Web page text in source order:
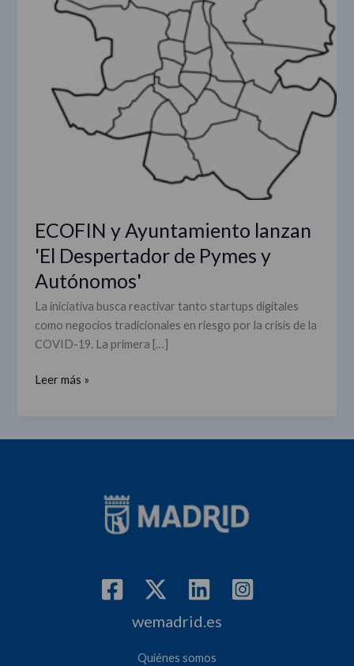
ECOFIN y Ayuntamiento lanzan
'El Despertador de Pymes y
Autónomos'
La iniciativa busca reactivar tanto startups digitales
como negocios tradicionales en riesgo por la crisis de la
COVID-19. La primera […]
Leer más »
wemadrid.es
Quiénes somos